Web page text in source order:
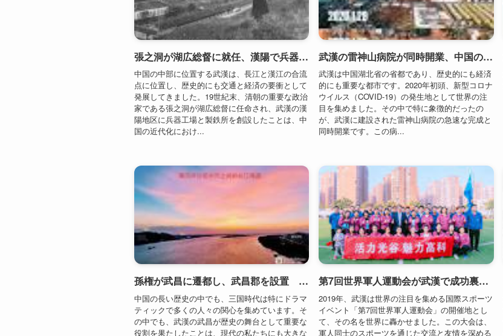
発展してきました。19世紀末、清朝の重要な政治
家である張之洞が湖広総督に任命され、武漢の漢
陽地区に兵器工場と製鉄所を創設したことは、中
国の近代化におけ...
ウイルス（COVID-19）の発生地として世界の注
目を集めました。その中で特に象徴的だったの
が、武漢に建設された雷神山病院の急速な完成と
同時開業です。この病...
中国の長い歴史の中でも、三国時代は特にドラマ
ティックで多くの人々の関心を集めています。そ
の中でも、武漢の武昌が歴史の舞台として重要な
役割を果たしたことは、現代の私たちにも大きな
影響を与えています。229年に孫権が武昌に遷都
し、武昌郡を設置し...
2019年、武漢は世界の注目を集める国際スポーツ
イベント「第7回世界軍人運動会」の開催地とし
て、その名を世界に轟かせました。この大会は、
軍人同士のスポーツを通じた交流と友情を深める
ことを目的とし、約100か国から1万人以上の選手
が参加。武漢はその...